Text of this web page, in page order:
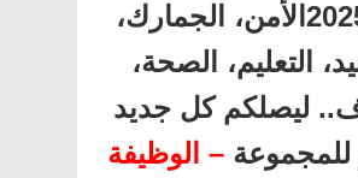
سنة 2025الأمن، الجمارك،
التعليم، الصحة،
ليصلكم كل جديد
للمجموعة – الوظيفة